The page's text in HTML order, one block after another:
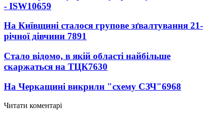
- ISW10659
На Київщині сталося групове зґвалтування 21-
річної дівчини 7891
Стало відомо, в якій області найбільше
скаржаться на ТЦК7630
На Черкащині викрили "схему СЗЧ"6968
Читати коментарі